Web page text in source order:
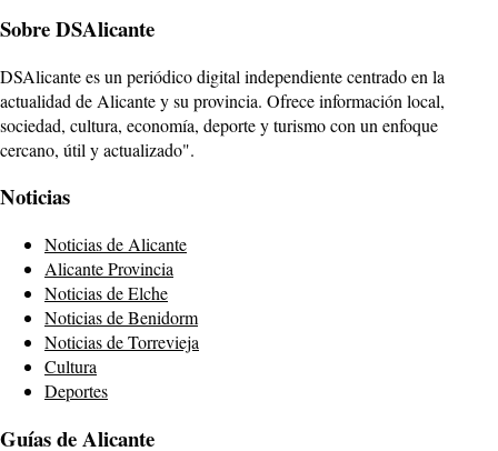
Sobre DSAlicante
DSAlicante es un periódico digital independiente centrado en la
actualidad de Alicante y su provincia. Ofrece información local,
sociedad, cultura, economía, deporte y turismo con un enfoque
cercano, útil y actualizado".
Noticias
Noticias de Alicante
Alicante Provincia
Noticias de Elche
Noticias de Benidorm
Noticias de Torrevieja
Cultura
Deportes
Guías de Alicante